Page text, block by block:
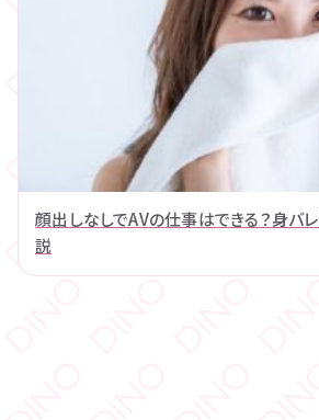
顔出しなしでAVの仕事はできる？身バ
説